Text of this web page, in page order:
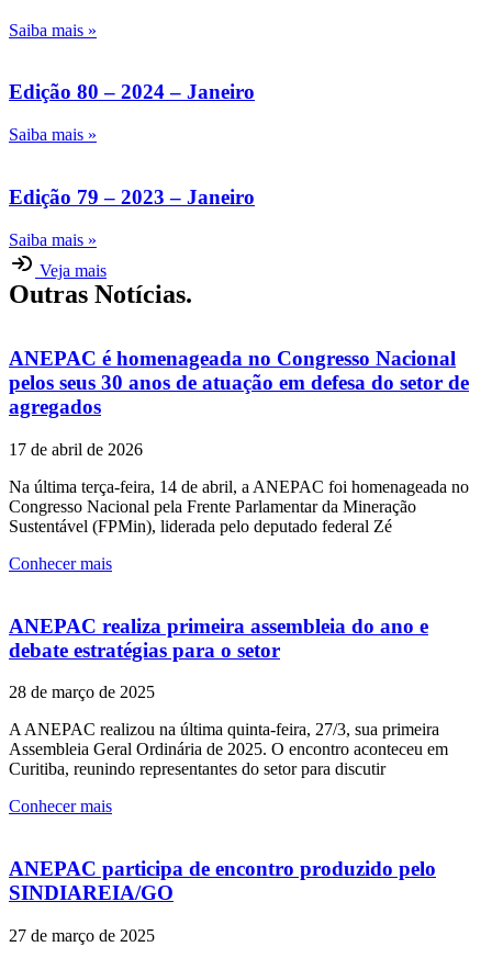
Saiba mais »
Edição 80 – 2024 – Janeiro
Saiba mais »
Edição 79 – 2023 – Janeiro
Saiba mais »
Veja mais
Outras Notícias.
ANEPAC é homenageada no Congresso Nacional
pelos seus 30 anos de atuação em defesa do setor de
agregados
17 de abril de 2026
Na última terça-feira, 14 de abril, a ANEPAC foi homenageada no
Congresso Nacional pela Frente Parlamentar da Mineração
Sustentável (FPMin), liderada pelo deputado federal Zé
Conhecer mais
ANEPAC realiza primeira assembleia do ano e
debate estratégias para o setor
28 de março de 2025
A ANEPAC realizou na última quinta-feira, 27/3, sua primeira
Assembleia Geral Ordinária de 2025. O encontro aconteceu em
Curitiba, reunindo representantes do setor para discutir
Conhecer mais
ANEPAC participa de encontro produzido pelo
SINDIAREIA/GO
27 de março de 2025